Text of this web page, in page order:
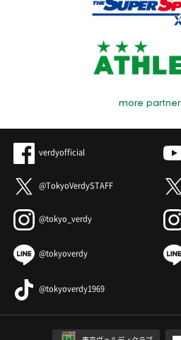
more partner
verdyofficial
@TokyoVerdySTAFF
@tokyo_verdy
@tokyoverdy
@tokyoverdy1969